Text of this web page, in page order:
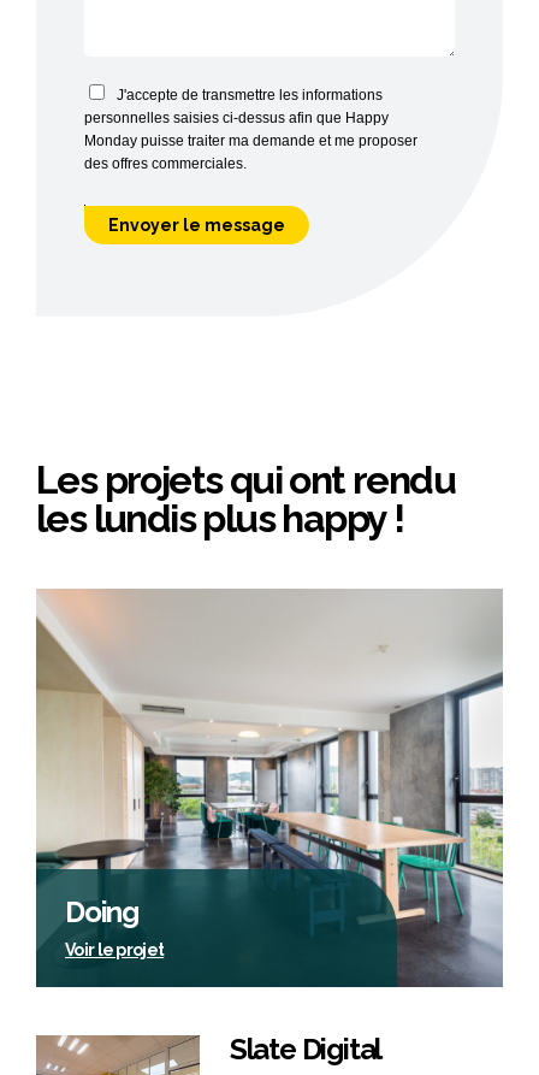
J'accepte de transmettre les informations
personnelles saisies ci-dessus afin que Happy
Monday puisse traiter ma demande et me proposer
des offres commerciales.
Les projets qui ont rendu
les lundis plus happy !
Doing
Voir le projet
Slate Digital